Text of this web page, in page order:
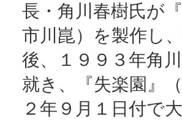
長・角川春樹氏が
市川崑）を製作し
後、１９９３年角
就き、『失楽園』
２年９月１日付で